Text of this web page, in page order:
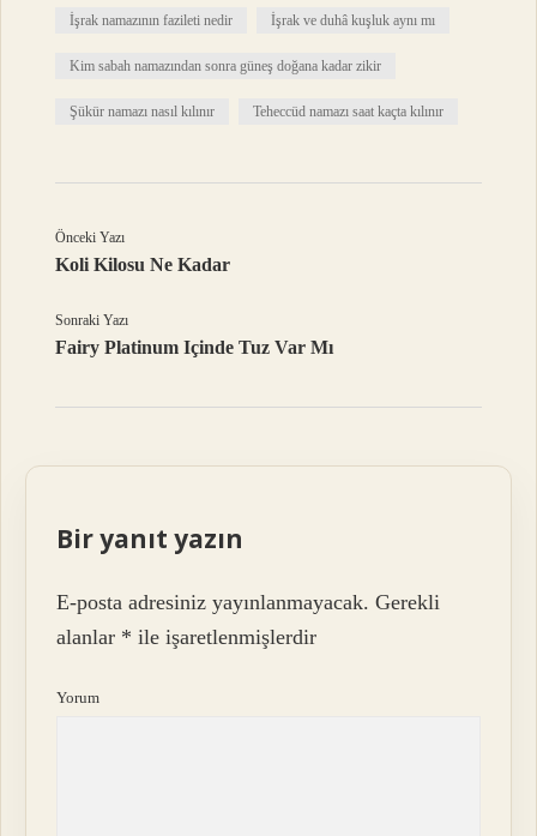
İşrak namazının fazileti nedir İşrak ve duhâ kuşluk aynı mı
Kim sabah namazından sonra güneş doğana kadar zikir
Şükür namazı nasıl kılınır Teheccüd namazı saat kaçta kılınır
Önceki Yazı
Koli Kilosu Ne Kadar
Sonraki Yazı
Fairy Platinum Içinde Tuz Var Mı
Bir yanıt yazın
E-posta adresiniz yayınlanmayacak. Gerekli
alanlar * ile işaretlenmişlerdir
Yorum